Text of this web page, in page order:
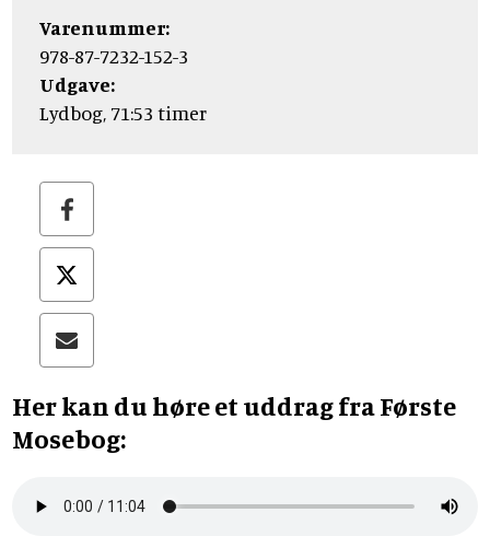
Varenummer:
978-87-7232-152-3
Udgave:
Lydbog, 71:53 timer
Her kan du høre et uddrag fra Første
Mosebog: